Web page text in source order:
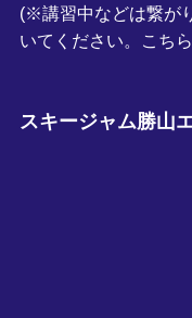
(※講習中などは繋が
いてください。こち
スキージャム勝山